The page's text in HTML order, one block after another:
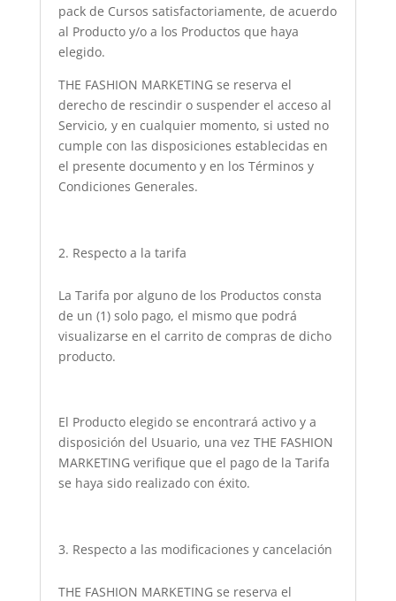
pack de Cursos satisfactoriamente, de acuerdo
al Producto y/o a los Productos que haya
elegido.
THE FASHION MARKETING se reserva el
derecho de rescindir o suspender el acceso al
Servicio, y en cualquier momento, si usted no
cumple con las disposiciones establecidas en
el presente documento y en los Términos y
Condiciones Generales.
Respecto a la tarifa
La Tarifa por alguno de los Productos consta
de un (1) solo pago, el mismo que podrá
visualizarse en el carrito de compras de dicho
producto.
El Producto elegido se encontrará activo y a
disposición del Usuario, una vez THE FASHION
MARKETING verifique que el pago de la Tarifa
se haya sido realizado con éxito.
Respecto a las modificaciones y cancelación
THE FASHION MARKETING se reserva el